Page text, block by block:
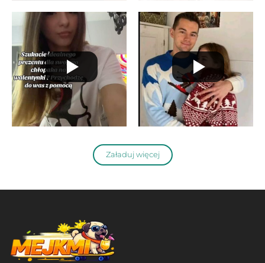
Załaduj więcej